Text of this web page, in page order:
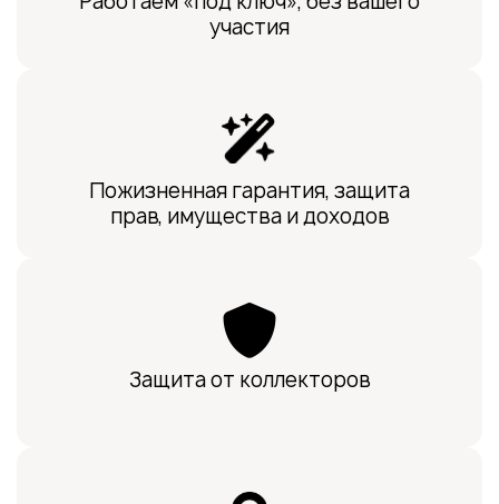
участия
Пожизненная гарантия, защита
прав, имущества и доходов
Защита от коллекторов